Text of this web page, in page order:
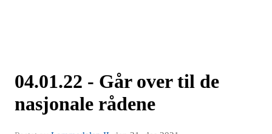
04.01.22 - Går over til de
nasjonale rådene